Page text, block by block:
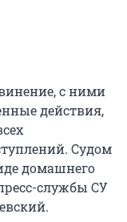
с ними
действия,
Судом
домашнего
службы СУ